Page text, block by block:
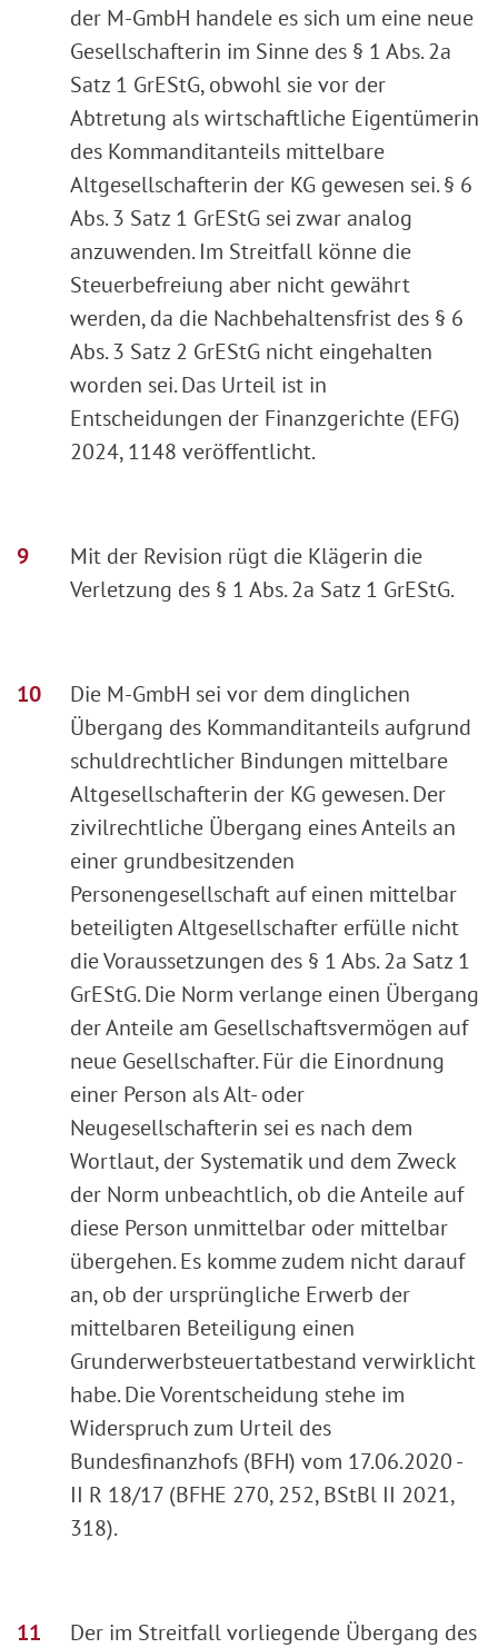
der M-GmbH handele es sich um eine neue
Gesellschafterin im Sinne des § 1 Abs. 2a
Satz 1 GrEStG, obwohl sie vor der
Abtretung als wirtschaftliche Eigentümerin
des Kommanditanteils mittelbare
Altgesellschafterin der KG gewesen sei. § 6
Abs. 3 Satz 1 GrEStG sei zwar analog
anzuwenden. Im Streitfall könne die
Steuerbefreiung aber nicht gewährt
werden, da die Nachbehaltensfrist des § 6
Abs. 3 Satz 2 GrEStG nicht eingehalten
worden sei. Das Urteil ist in
Entscheidungen der Finanzgerichte (EFG)
2024, 1148 veröffentlicht.
Mit der Revision rügt die Klägerin die
Verletzung des § 1 Abs. 2a Satz 1 GrEStG.
Die M-GmbH sei vor dem dinglichen
Übergang des Kommanditanteils aufgrund
schuldrechtlicher Bindungen mittelbare
Altgesellschafterin der KG gewesen. Der
zivilrechtliche Übergang eines Anteils an
einer grundbesitzenden
Personengesellschaft auf einen mittelbar
beteiligten Altgesellschafter erfülle nicht
die Voraussetzungen des § 1 Abs. 2a Satz 1
GrEStG. Die Norm verlange einen Übergang
der Anteile am Gesellschaftsvermögen auf
neue Gesellschafter. Für die Einordnung
einer Person als Alt- oder
Neugesellschafterin sei es nach dem
Wortlaut, der Systematik und dem Zweck
der Norm unbeachtlich, ob die Anteile auf
diese Person unmittelbar oder mittelbar
übergehen. Es komme zudem nicht darauf
an, ob der ursprüngliche Erwerb der
mittelbaren Beteiligung einen
Grunderwerbsteuertatbestand verwirklicht
habe. Die Vorentscheidung stehe im
Widerspruch zum Urteil des
Bundesfinanzhofs (BFH) vom 17.06.2020 -
II R 18/17 (BFHE 270, 252, BStBl II 2021,
318).
Der im Streitfall vorliegende Übergang des